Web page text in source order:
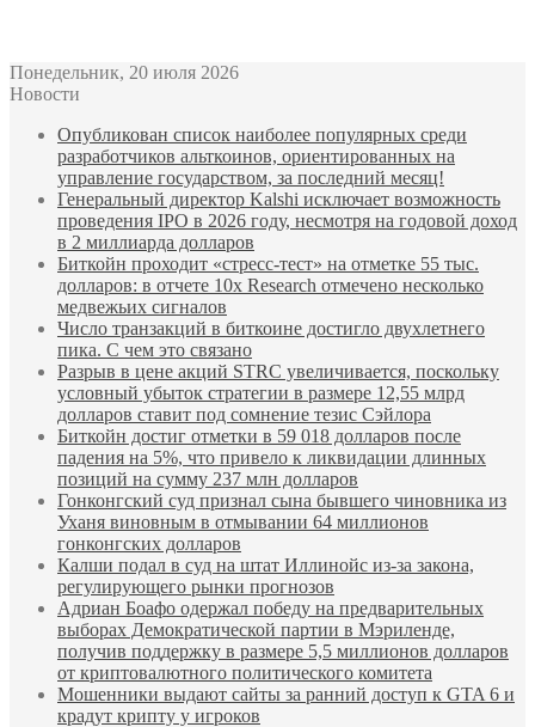
Понедельник, 20 июля 2026
Новости
Опубликован список наиболее популярных среди
разработчиков альткоинов, ориентированных на
управление государством, за последний месяц!
Генеральный директор Kalshi исключает возможность
проведения IPO в 2026 году, несмотря на годовой доход
в 2 миллиарда долларов
Биткойн проходит «стресс-тест» на отметке 55 тыс.
долларов: в отчете 10x Research отмечено несколько
медвежьих сигналов
Число транзакций в биткоине достигло двухлетнего
пика. С чем это связано
Разрыв в цене акций STRC увеличивается, поскольку
условный убыток стратегии в размере 12,55 млрд
долларов ставит под сомнение тезис Сэйлора
Биткойн достиг отметки в 59 018 долларов после
падения на 5%, что привело к ликвидации длинных
позиций на сумму 237 млн долларов
Гонконгский суд признал сына бывшего чиновника из
Уханя виновным в отмывании 64 миллионов
гонконгских долларов
Калши подал в суд на штат Иллинойс из-за закона,
регулирующего рынки прогнозов
Адриан Боафо одержал победу на предварительных
выборах Демократической партии в Мэриленде,
получив поддержку в размере 5,5 миллионов долларов
от криптовалютного политического комитета
Мошенники выдают сайты за ранний доступ к GTA 6 и
крадут крипту у игроков